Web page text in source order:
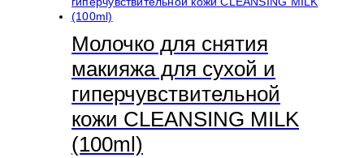
Молочко для снятия
макияжа для сухой и
гиперчувствительной
кожи CLEANSING MILK
(100ml)